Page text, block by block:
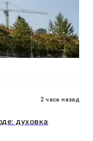
2 часа назад
духовка